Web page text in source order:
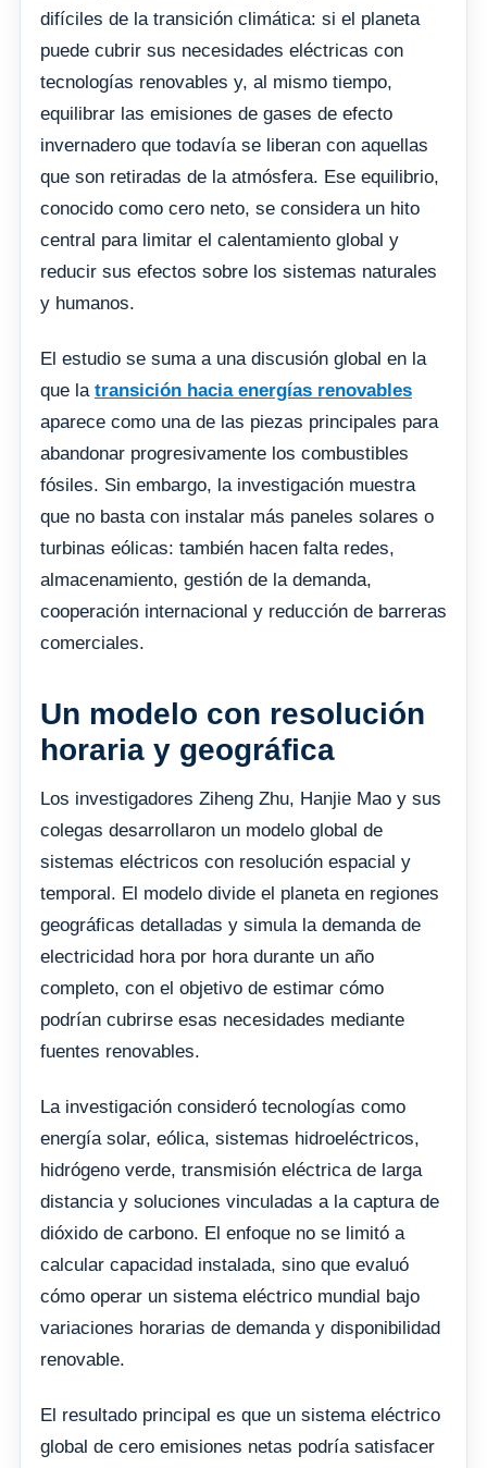
difíciles de la transición climática: si el planeta
puede cubrir sus necesidades eléctricas con
tecnologías renovables y, al mismo tiempo,
equilibrar las emisiones de gases de efecto
invernadero que todavía se liberan con aquellas
que son retiradas de la atmósfera. Ese equilibrio,
conocido como cero neto, se considera un hito
central para limitar el calentamiento global y
reducir sus efectos sobre los sistemas naturales
y humanos.
El estudio se suma a una discusión global en la
que la transición hacia energías renovables
aparece como una de las piezas principales para
abandonar progresivamente los combustibles
fósiles. Sin embargo, la investigación muestra
que no basta con instalar más paneles solares o
turbinas eólicas: también hacen falta redes,
almacenamiento, gestión de la demanda,
cooperación internacional y reducción de barreras
comerciales.
Un modelo con resolución
horaria y geográfica
Los investigadores Ziheng Zhu, Hanjie Mao y sus
colegas desarrollaron un modelo global de
sistemas eléctricos con resolución espacial y
temporal. El modelo divide el planeta en regiones
geográficas detalladas y simula la demanda de
electricidad hora por hora durante un año
completo, con el objetivo de estimar cómo
podrían cubrirse esas necesidades mediante
fuentes renovables.
La investigación consideró tecnologías como
energía solar, eólica, sistemas hidroeléctricos,
hidrógeno verde, transmisión eléctrica de larga
distancia y soluciones vinculadas a la captura de
dióxido de carbono. El enfoque no se limitó a
calcular capacidad instalada, sino que evaluó
cómo operar un sistema eléctrico mundial bajo
variaciones horarias de demanda y disponibilidad
renovable.
El resultado principal es que un sistema eléctrico
global de cero emisiones netas podría satisfacer